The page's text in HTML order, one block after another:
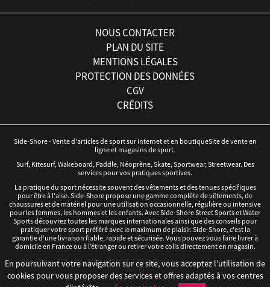
NOUS CONTACTER
PLAN DU SITE
MENTIONS LÉGALES
PROTECTION DES DONNÉES
CGV
CRÉDITS
Side-Shore - Vente d'articles de sport sur internet et en boutiqueSite de vente en
ligne et magasins de sport.
Surf, Kitesurf, Wakeboard, Paddle, Néoprène, Skate, Sportwear, Streetwear. Des
services pour vos pratiques sportives.
La pratique du sport nécessite souvent des vêtements et des tenues spécifiques
pour être à l'aise. Side-Shore propose une gamme complète de vêtements, de
chaussures et de matériel pour une utilisation occasionnelle, régulière ou intensive
pour les femmes, les hommes et les enfants. Avec Side-Shore Street Sports et Water
Sports découvrez toutes les marques internationales ainsi que des conseils pour
pratiquer votre sport préféré avec le maximum de plaisir. Side-Shore, c'est la
garantie d'une livraison fiable, rapide et sécurisée. Vous pouvez vous faire livrer à
domicile en France ou à l’étranger ou retirer votre colis directement en magasin.
©Side-Shore 2016 - Magasins de sports - Tous droits réservés - Réalisation :iD3ix
Tan-Ki
En poursuivant votre navigation sur ce site, vous acceptez l’utilisation de
cookies pour vous proposer des services et offres adaptés à vos centres